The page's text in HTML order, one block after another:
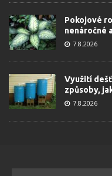
Pokojové
nenáročné
7.8.2026
Využití
způsoby,
7.8.2026